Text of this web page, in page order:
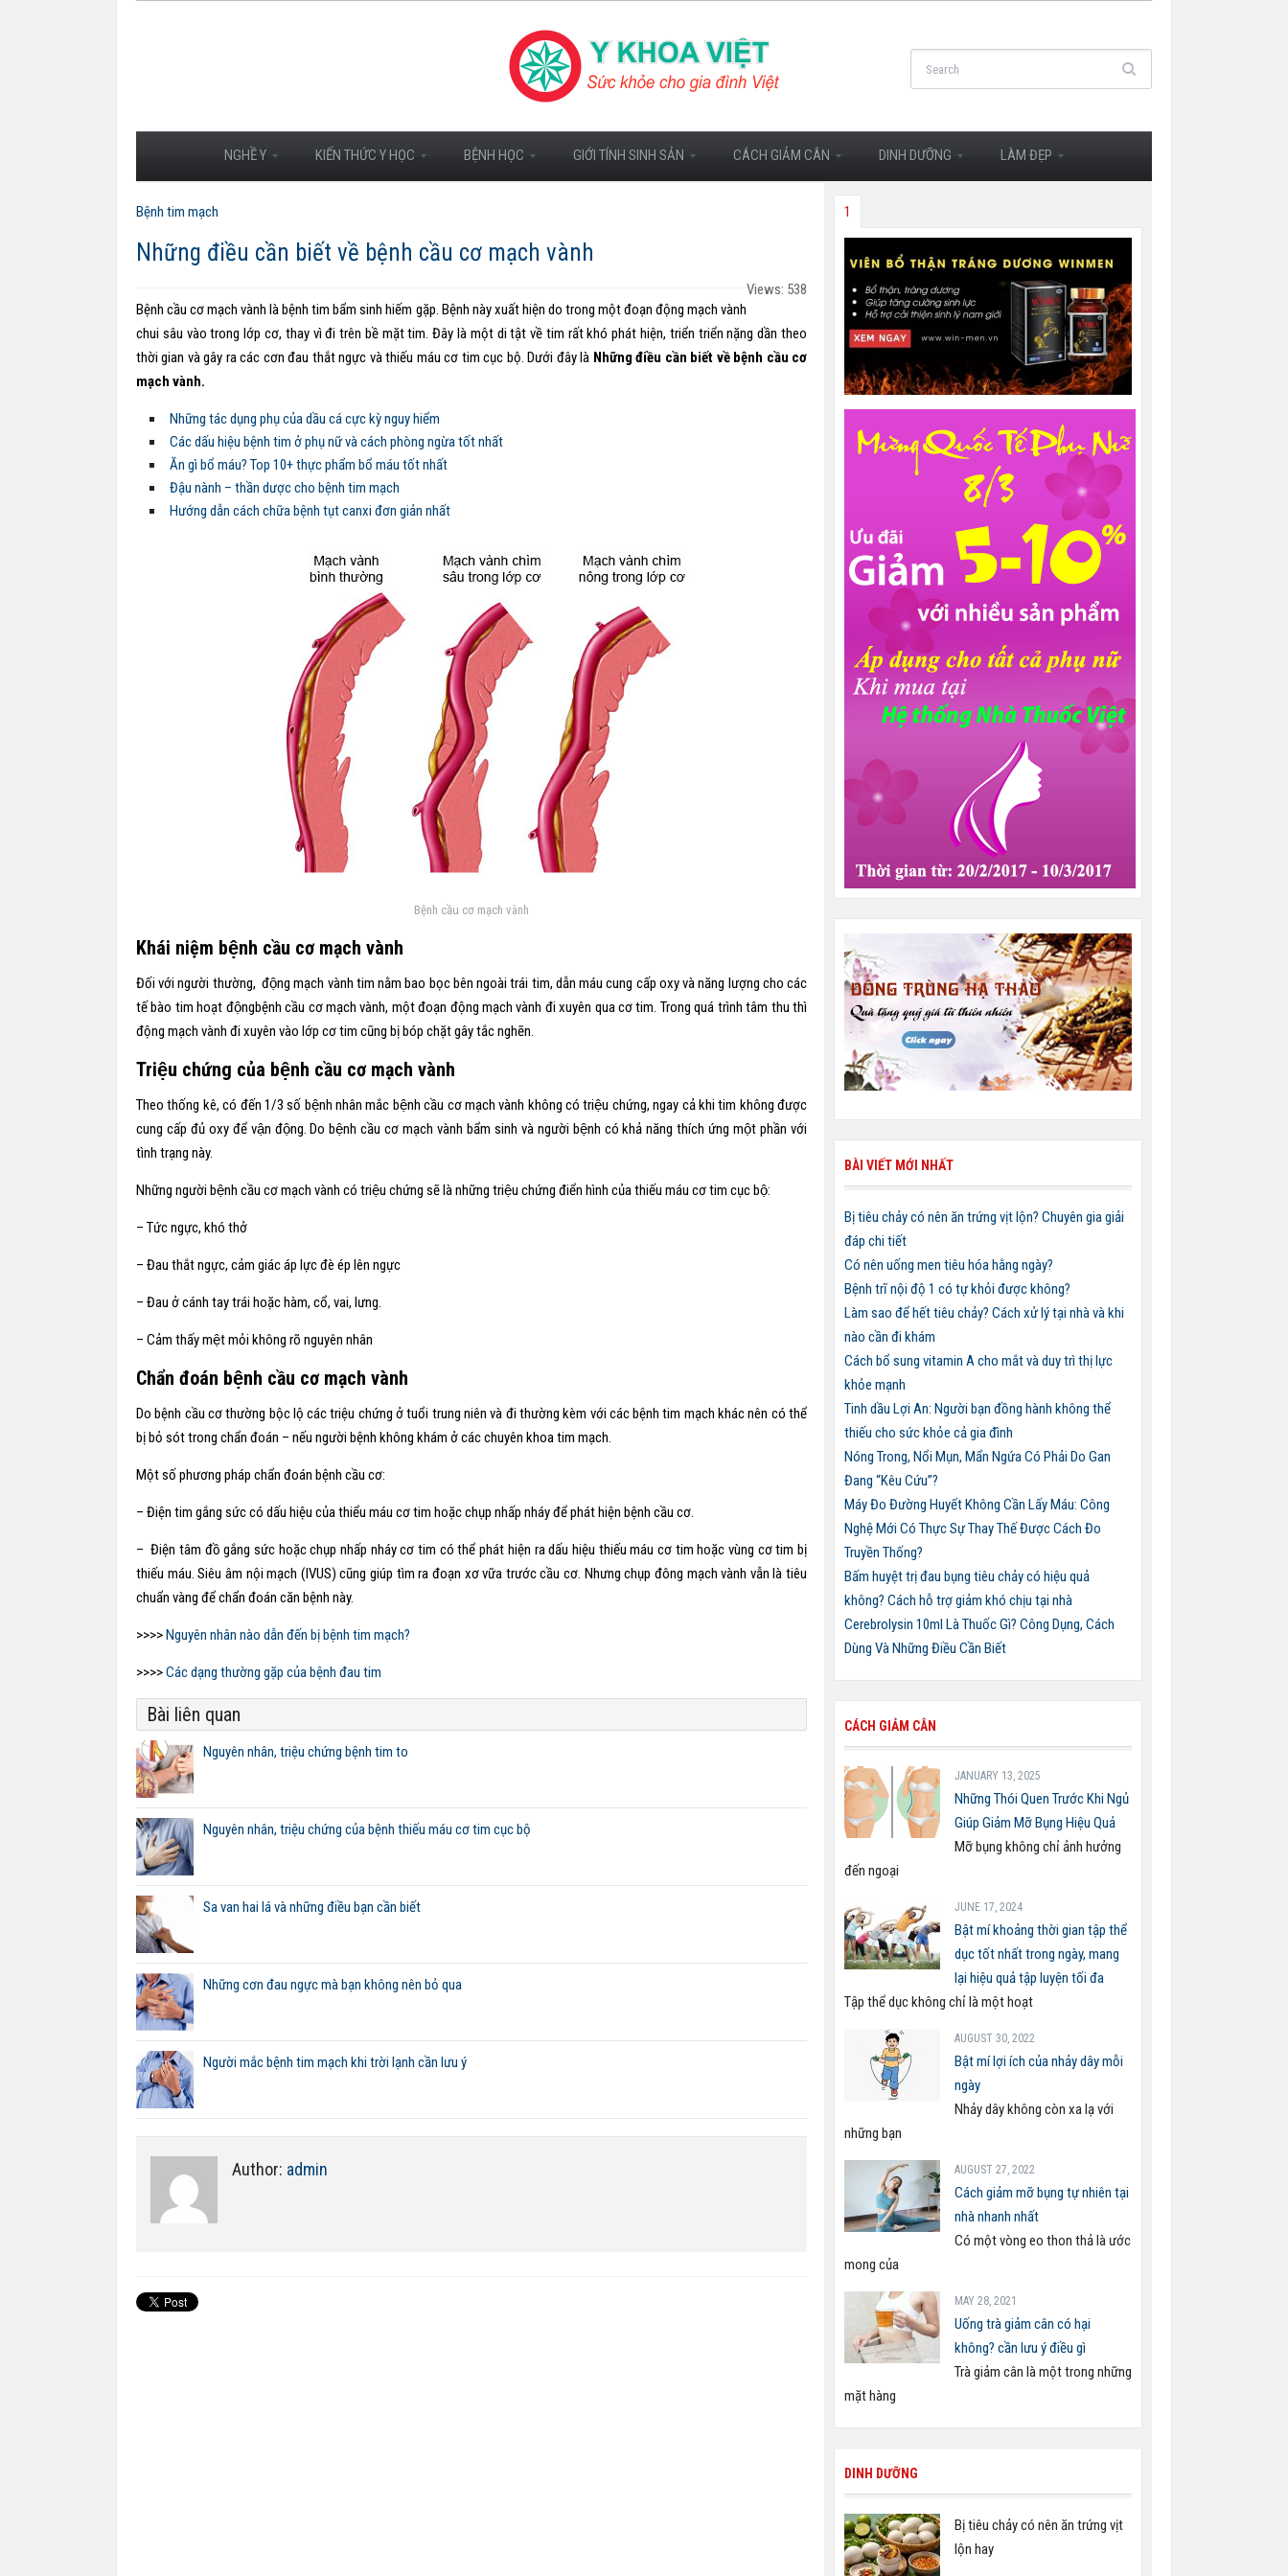
NGHỀ Y KIẾN THỨC Y HỌC BỆNH HỌC GIỚI TÍNH SINH SẢN CÁCH GIẢM CÂN DINH DƯỠNG LÀM ĐẸP
Bệnh tim mạch
Những điều cần biết về bệnh cầu cơ mạch vành
Views: 538
Bệnh cầu cơ mạch vành là bệnh tim bẩm sinh hiếm gặp. Bệnh này xuất hiện do trong một đoạn động mạch vành
chui sâu vào trong lớp cơ, thay vì đi trên bề mặt tim. Đây là một di tật về tim rất khó phát hiện, triển triển nặng dần theo
thời gian và gây ra các cơn đau thắt ngực và thiếu máu cơ tim cục bộ. Dưới đây là Những điều cần biết về bệnh cầu cơ
mạch vành.
Những tác dụng phụ của dầu cá cực kỳ nguy hiểm
Các dấu hiệu bệnh tim ở phụ nữ và cách phòng ngừa tốt nhất
Ăn gì bổ máu? Top 10+ thực phẩm bổ máu tốt nhất
Đậu nành – thần dược cho bệnh tim mạch
Hướng dẫn cách chữa bệnh tụt canxi đơn giản nhất
Bệnh cầu cơ mạch vành
Khái niệm bệnh cầu cơ mạch vành
Đối với người thường, động mạch vành tim nằm bao bọc bên ngoài trái tim, dẫn máu cung cấp oxy và năng lượng cho các
tế bào tim hoạt độngbệnh cầu cơ mạch vành, một đoạn động mạch vành đi xuyên qua cơ tim. Trong quá trình tâm thu thì
động mạch vành đi xuyên vào lớp cơ tim cũng bị bóp chặt gây tắc nghẽn.
Triệu chứng của bệnh cầu cơ mạch vành
Theo thống kê, có đến 1/3 số bệnh nhân mắc bệnh cầu cơ mạch vành không có triệu chứng, ngay cả khi tim không được
cung cấp đủ oxy để vận động. Do bệnh cầu cơ mạch vành bẩm sinh và người bệnh có khả năng thích ứng một phần với
tình trạng này.
Những người bệnh cầu cơ mạch vành có triệu chứng sẽ là những triệu chứng điển hình của thiếu máu cơ tim cục bộ:
– Tức ngực, khó thở
– Đau thắt ngực, cảm giác áp lực đè ép lên ngực
– Đau ở cánh tay trái hoặc hàm, cổ, vai, lưng.
– Cảm thấy mệt mỏi không rõ nguyên nhân
Chẩn đoán bệnh cầu cơ mạch vành
Do bệnh cầu cơ thường bộc lộ các triệu chứng ở tuổi trung niên và đi thường kèm với các bệnh tim mạch khác nên có thể
bị bỏ sót trong chẩn đoán – nếu người bệnh không khám ở các chuyên khoa tim mạch.
Một số phương pháp chẩn đoán bệnh cầu cơ:
– Điện tim gắng sức có dấu hiệu của thiểu máu cơ tim hoặc chụp nhấp nháy để phát hiện bệnh cầu cơ.
– Điện tâm đồ gắng sức hoặc chụp nhấp nháy cơ tim có thể phát hiện ra dấu hiệu thiếu máu cơ tim hoặc vùng cơ tim bị
thiếu máu. Siêu âm nội mạch (IVUS) cũng giúp tìm ra đoạn xơ vữa trước cầu cơ. Nhưng chụp đông mạch vành vẫn là tiêu
chuẩn vàng để chẩn đoán căn bệnh này.
>>>>Nguyên nhân nào dẫn đến bị bệnh tim mạch?
>>>>Các dạng thường gặp của bệnh đau tim
Bài liên quan
Nguyên nhân, triệu chứng bệnh tim to
Nguyên nhân, triệu chứng của bệnh thiếu máu cơ tim cục bộ
Sa van hai lá và những điều bạn cần biết
Những cơn đau ngực mà bạn không nên bỏ qua
Người mắc bệnh tim mạch khi trời lạnh cần lưu ý
Author: admin
1
BÀI VIẾT MỚI NHẤT
Bị tiêu chảy có nên ăn trứng vịt lộn? Chuyên gia giải
đáp chi tiết
Có nên uống men tiêu hóa hằng ngày?
Bệnh trĩ nội độ 1 có tự khỏi được không?
Làm sao để hết tiêu chảy? Cách xử lý tại nhà và khi
nào cần đi khám
Cách bổ sung vitamin A cho mắt và duy trì thị lực
khỏe mạnh
Tinh dầu Lợi An: Người bạn đồng hành không thể
thiếu cho sức khỏe cả gia đình
Nóng Trong, Nổi Mụn, Mẩn Ngứa Có Phải Do Gan
Đang “Kêu Cứu”?
Máy Đo Đường Huyết Không Cần Lấy Máu: Công
Nghệ Mới Có Thực Sự Thay Thế Được Cách Đo
Truyền Thống?
Bấm huyệt trị đau bụng tiêu chảy có hiệu quả
không? Cách hỗ trợ giảm khó chịu tại nhà
Cerebrolysin 10ml Là Thuốc Gì? Công Dụng, Cách
Dùng Và Những Điều Cần Biết
CÁCH GIẢM CÂN
JANUARY 13, 2025
Những Thói Quen Trước Khi Ngủ
Giúp Giảm Mỡ Bụng Hiệu Quả
Mỡ bụng không chỉ ảnh hưởng
đến ngoại
JUNE 17, 2024
Bật mí khoảng thời gian tập thể
dục tốt nhất trong ngày, mang
lại hiệu quả tập luyện tối đa
Tập thể dục không chỉ là một hoạt
AUGUST 30, 2022
Bật mí lợi ích của nhảy dây mỗi
ngày
Nhảy dây không còn xa lạ với
những bạn
AUGUST 27, 2022
Cách giảm mỡ bụng tự nhiên tại
nhà nhanh nhất
Có một vòng eo thon thả là ước
mong của
MAY 28, 2021
Uống trà giảm cân có hại
không? cần lưu ý điều gì
Trà giảm cân là một trong những
mặt hàng
DINH DƯỠNG
Bị tiêu chảy có nên ăn trứng vịt
lộn hay